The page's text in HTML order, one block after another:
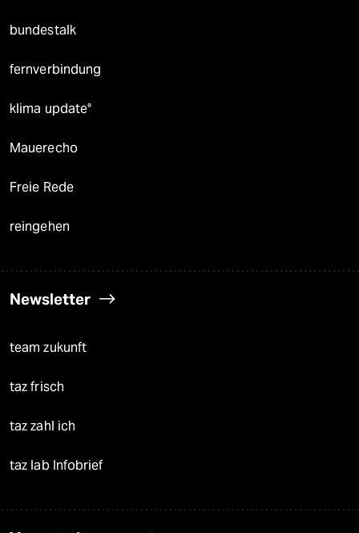
bundestalk
fernverbindung
klima update°
Mauerecho
Freie Rede
reingehen
Newsletter
team zukunft
taz frisch
taz zahl ich
taz lab Infobrief